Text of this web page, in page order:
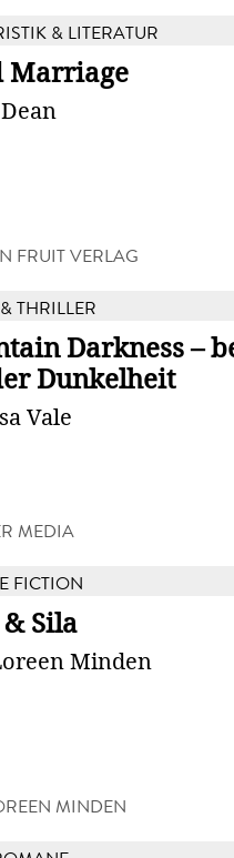
& LITERATUR
Marriage
FRUIT VERLAG
THRILLER
Darkness –
Dunkelheit
Vale
MEDIA
FICTION
Sila
Minden
MINDEN